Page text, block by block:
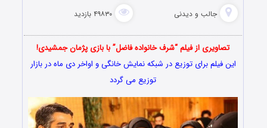
جالب و دیدنی ۴۹۸۳۰ بازدید
تصاویری از فیلم “شرف خانواده فاضل” با بازی پژمان جمشیدی!
این فیلم برای توزیع در شبکه نمایش خانگی و اواخر دی ماه در بازار
توزیع می گردد